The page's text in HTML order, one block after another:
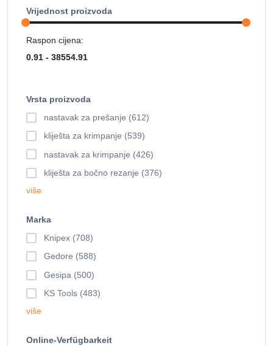
Vrijednost proizvoda
Raspon cijena:
Vrsta proizvoda
nastavak za prešanje (612)
kliješta za krimpanje (539)
nastavak za krimpanje (426)
kliješta za bočno rezanje (376)
više
Marka
Knipex (708)
Gedore (588)
Gesipa (500)
KS Tools (483)
više
Online-Verfügbarkeit